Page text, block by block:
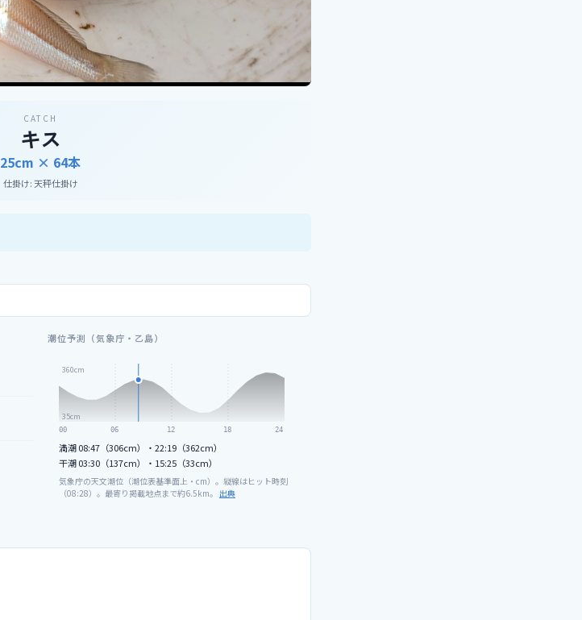
CATCH
キス
25cm × 64本
仕掛け:天秤仕掛け
潮位予測（気象庁・乙島）
360cm
35cm
00 06 12 18 24
満潮08:47（306cm）・22:19（362cm）
干潮03:30（137cm）・15:25（33cm）
気象庁の天文潮位（潮位表基準面上・cm）。縦線はヒット時刻
（08:28）。最寄り掲載地点まで約6.5km。 出典